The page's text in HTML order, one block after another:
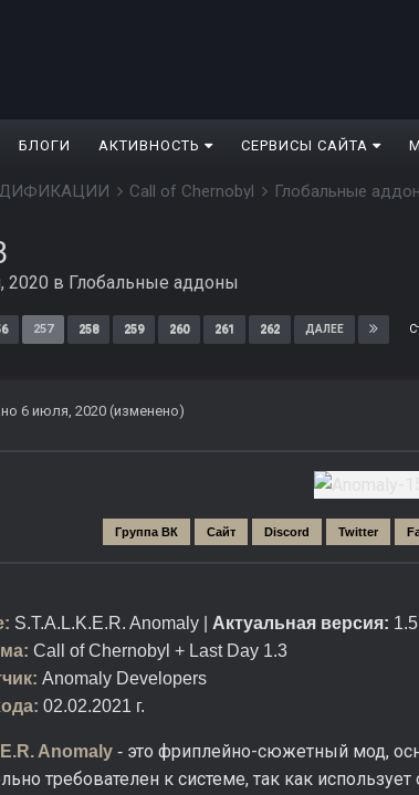
БЛОГИ АКТИВНОСТЬ СЕРВИСЫ САЙТА
Call of Chernobyl Глобальные
2020 в Глобальные аддоны
257 258 259 260 261 262 ДАЛЕЕ
6 июля, 2020 (изменено)
Группа ВК Сайт Discord Twitter
S.T.A.L.K.E.R. Anomaly | Актуальная версия:
Call of Chernobyl + Last Day 1.3
Anomaly Developers
02.02.2021 г.
Anomaly - это фриплейно-сюжетный мод,
требователен к системе, так как